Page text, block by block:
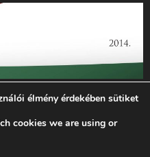
2014. évi működésének
P-0121 sz. támogatási
Ft összegben támogatta az
Minisztériuma.”
élmény érdekében sütiket
cookies we are using or